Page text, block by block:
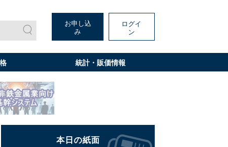
お申し込
み
ログイ
ン
統計・販価情報